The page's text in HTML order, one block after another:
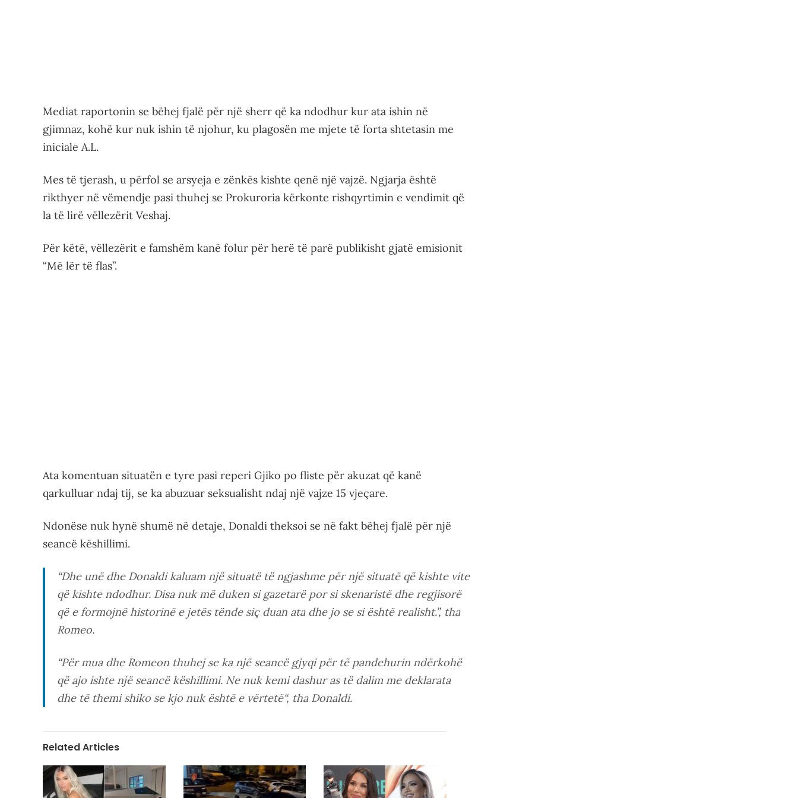
Mediat raportonin se bëhej fjalë për një sherr që ka ndodhur kur ata ishin në
gjimnaz, kohë kur nuk ishin të njohur, ku plagosën me mjete të forta shtetasin me
iniciale A.L.
Mes të tjerash, u përfol se arsyeja e zënkës kishte qenë një vajzë. Ngjarja është
rikthyer në vëmendje pasi thuhej se Prokuroria kërkonte rishqyrtimin e vendimit që
la të lirë vëllezërit Veshaj.
Për këtë, vëllezërit e famshëm kanë folur për herë të parë publikisht gjatë emisionit
“Më lër të flas”.
Ata komentuan situatën e tyre pasi reperi Gjiko po fliste për akuzat që kanë
qarkulluar ndaj tij, se ka abuzuar seksualisht ndaj një vajze 15 vjeçare.
Ndonëse nuk hynë shumë në detaje, Donaldi theksoi se në fakt bëhej fjalë për një
seancë këshillimi.
“Dhe unë dhe Donaldi kaluam një situatë të ngjashme për një situatë që kishte vite
që kishte ndodhur. Disa nuk më duken si gazetarë por si skenaristë dhe regjisorë
që e formojnë historinë e jetës tënde siç duan ata dhe jo se si është realisht.”, tha
Romeo.
“Për mua dhe Romeon thuhej se ka një seancë gjyqi për të pandehurin ndërkohë
që ajo ishte një seancë këshillimi. Ne nuk kemi dashur as të dalim me deklarata
dhe të themi shiko se kjo nuk është e vërtetë“, tha Donaldi.
Related Articles